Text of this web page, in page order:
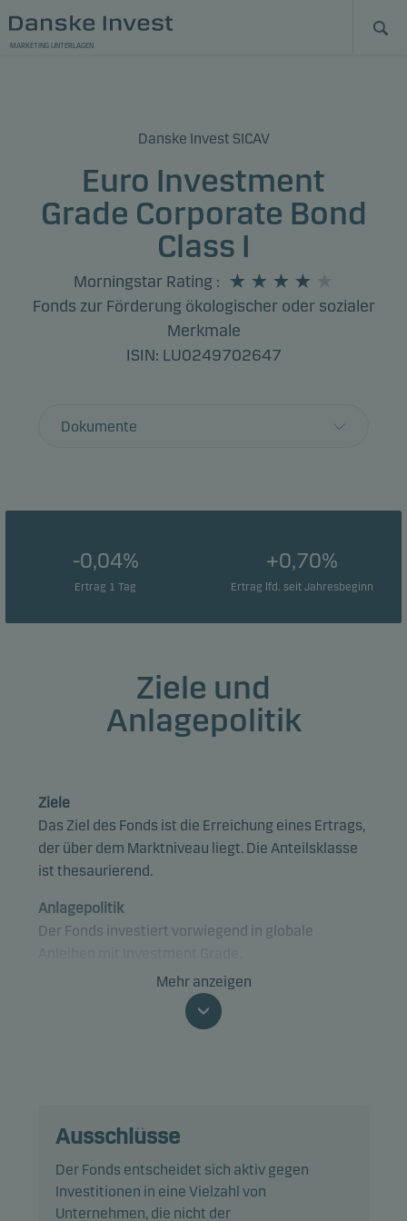
MARKETING UNTERLAGEN
Danske Invest SICAV
Euro Investment
Grade Corporate Bond
Class I
Morningstar Rating :
Fonds zur Förderung ökologischer oder sozialer
Merkmale
ISIN: LU0249702647
Dokumente
-0,04%
Ertrag 1 Tag
+0,70%
Ertrag lfd. seit Jahresbeginn
Ziele und
Anlagepolitik
Ziele
Das Ziel des Fonds ist die Erreichung eines Ertrags,
der über dem Marktniveau liegt. Die Anteilsklasse
ist thesaurierend.
Anlagepolitik
Der Fonds investiert vorwiegend in globale
Der Fonds fällt unter Artikel 8 der SFDR und fördert
ökologische und/oder soziale Eigenschaften sowie
verantwortungsvolles Investieren von Danske
Konkret investiert der Fonds mindestens zwei
Mehr anzeigen
Ausschlüsse
Der Fonds entscheidet sich aktiv gegen
Investitionen in eine Vielzahl von
Unternehmen, die nicht der